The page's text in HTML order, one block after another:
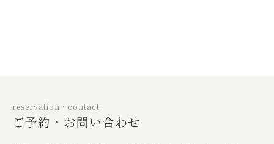
reservation・contact
ご予約・お問い合わせ